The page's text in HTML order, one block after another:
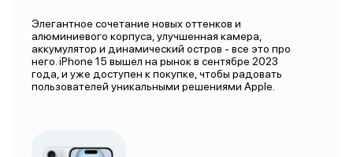
Элегантное сочетание новых оттенков и
алюминиевого корпуса, улучшенная камера,
аккумулятор и динамический остров - все это про
него. iPhone 15 вышел на рынок в сентябре 2023
года, и уже доступен к покупке, чтобы радовать
пользователей уникальными решениями Apple.